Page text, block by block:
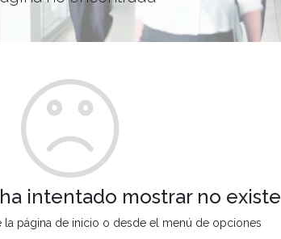
intentado mostrar no existe
la página de inicio o desde el menú de opciones